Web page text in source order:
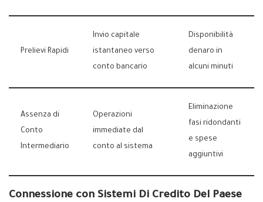
Prelievi Rapidi
Invio capitale
istantaneo verso
conto bancario
Disponibilità
denaro in
alcuni minuti
Assenza di
Conto
Intermediario
Operazioni
immediate dal
conto al sistema
Eliminazione
fasi ridondanti
e spese
aggiuntivi
Connessione con Sistemi Di Credito Del Paese